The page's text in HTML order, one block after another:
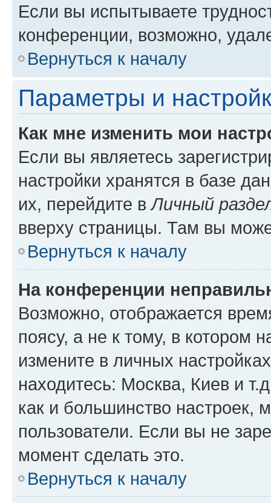
Если вы испытываете
конференции, возможно,
Вернуться к началу
Параметры и
Как мне изменить мои
Если вы являетесь
настройки хранятся в базе
их, перейдите вЛичный
вверху страницы. Там вы
Вернуться к началу
На конференции
Возможно, отображается
поясу, а не к тому, в котором
измените в личных
находитесь: Москва, Киев и
как и большинство настроек,
пользователи. Если вы не
момент сделать это.
Вернуться к началу